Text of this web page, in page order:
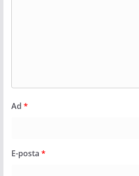
Ad *
E-posta *